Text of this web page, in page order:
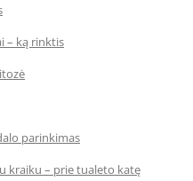
– ką rinktis
parinkimas
kraiku – prie tualeto katę